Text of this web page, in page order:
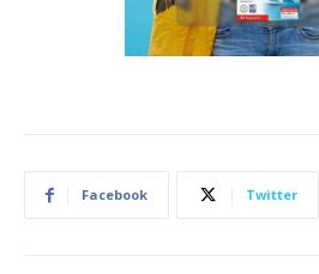
Facebook Twitter